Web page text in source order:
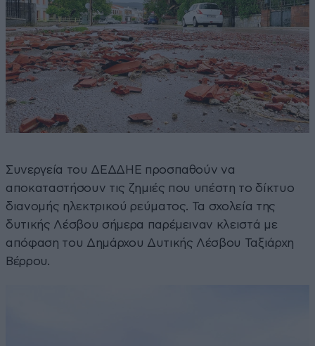
Συνεργεία του ΔΕΔΔΗΕ προσπαθούν να
αποκαταστήσουν τις ζημιές που υπέστη το δίκτυο
διανομής ηλεκτρικού ρεύματος. Τα σχολεία της
δυτικής Λέσβου σήμερα παρέμειναν κλειστά με
απόφαση του Δημάρχου Δυτικής Λέσβου Ταξιάρχη
Βέρρου.